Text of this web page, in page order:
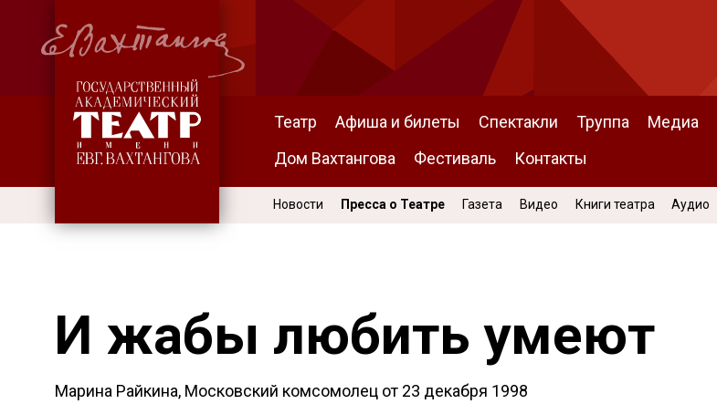
Театр Афиша и билеты Спектакли Труппа Медиа
Дом Вахтангова
Фестиваль Контакты
Новости Пресса о Театре Газета Видео Книги театра Аудио
И жабы любить умеют
Марина Райкина, Московский комсомолец от 23 декабря 1998